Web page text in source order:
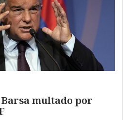
multado por